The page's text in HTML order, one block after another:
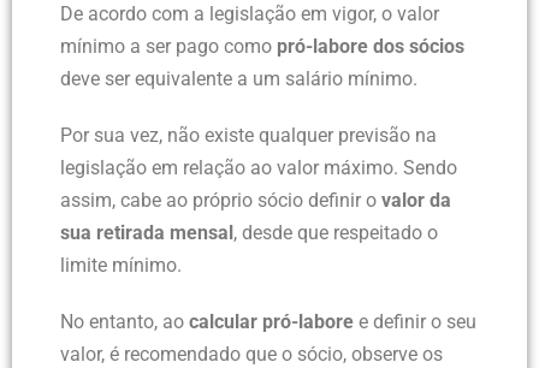
De acordo com a legislação em vigor, o valor
mínimo a ser pago como pró-labore dos sócios
deve ser equivalente a um salário mínimo.
Por sua vez, não existe qualquer previsão na
legislação em relação ao valor máximo. Sendo
assim, cabe ao próprio sócio definir o valor da
sua retirada mensal , desde que respeitado o
limite mínimo.
No entanto, ao calcular pró-labore e definir o seu
valor, é recomendado que o sócio, observe os